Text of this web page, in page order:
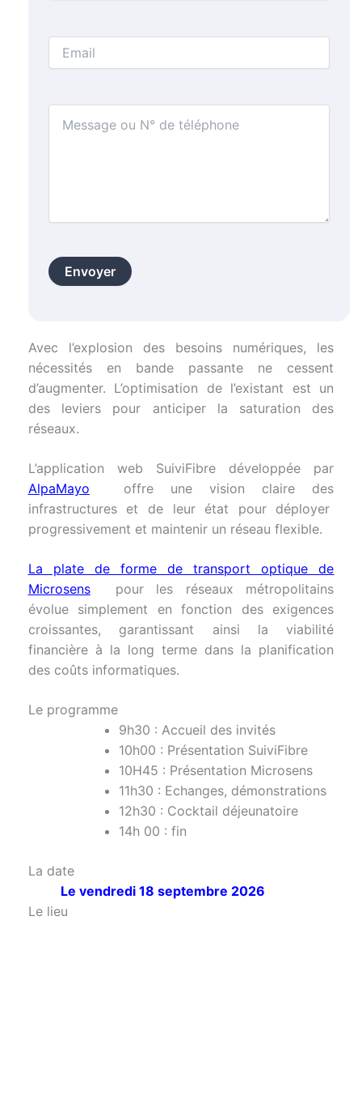
Avec l’explosion des besoins numériques, les
nécessités en bande passante ne cessent
d’augmenter. L’optimisation de l’existant est un
des leviers pour anticiper la saturation des
réseaux.
L’application web SuiviFibre développée par
AlpaMayo offre une vision claire des
infrastructures et de leur état pour déployer
progressivement et maintenir un réseau flexible.
La plate de forme de transport optique de
Microsenspour les réseaux métropolitains
évolue simplement en fonction des exigences
croissantes, garantissant ainsi la viabilité
financière à la long terme dans la planification
des coûts informatiques.
Le programme
9h30 : Accueil des invités
10h00 : Présentation SuiviFibre
10H45 : Présentation Microsens
11h30 : Echanges, démonstrations
12h30 : Cocktail déjeunatoire
14h 00 : fin
La date
Le vendredi 18 septembre 2026
Le lieu